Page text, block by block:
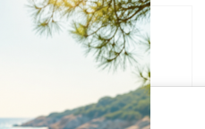
preférences